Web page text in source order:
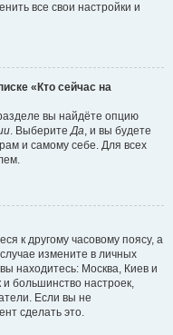
все свои настройки и
«Кто сейчас на
вы найдёте опцию
. ВыберитеДа, и вы будете
и самому себе. Для всех
к другому часовому поясу, а
измените в личных
находитесь: Москва, Киев и
и большинство настроек,
Если вы не
сделать это.